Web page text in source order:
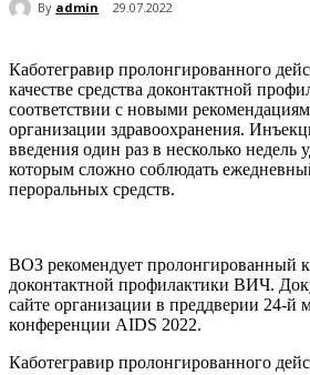
By admin 29.07.2022
Каботегравир пролонгированного
качестве средства доконтактной
соответствии с новыми
организации здравоохранения.
введения один раз в несколько недель
которым сложно соблюдать
пероральных средств.
ВОЗ рекомендует пролонгированный
доконтактной профилактики ВИЧ.
сайте организации в преддверии 24-й
конференции AIDS 2022.
Каботегравир пролонгированного